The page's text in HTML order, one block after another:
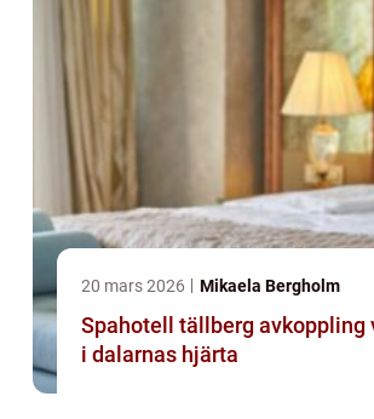
20 mars 2026 Mikaela Bergholm
Spahotell tällberg avkoppling vid siljan
i dalarnas hjärta